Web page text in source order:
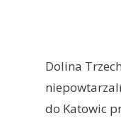
Dolina
do Katowic